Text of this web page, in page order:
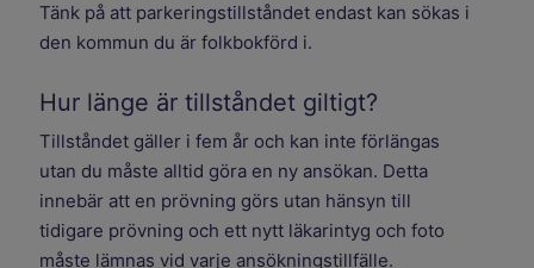
Tänk på att parkeringstillståndet endast kan sökas i
den kommun du är folkbokförd i.
Hur länge är tillståndet giltigt?
Tillståndet gäller i fem år och kan inte förlängas
utan du måste alltid göra en ny ansökan. Detta
innebär att en prövning görs utan hänsyn till
tidigare prövning och ett nytt läkarintyg och foto
måste lämnas vid varje ansökningstillfälle.